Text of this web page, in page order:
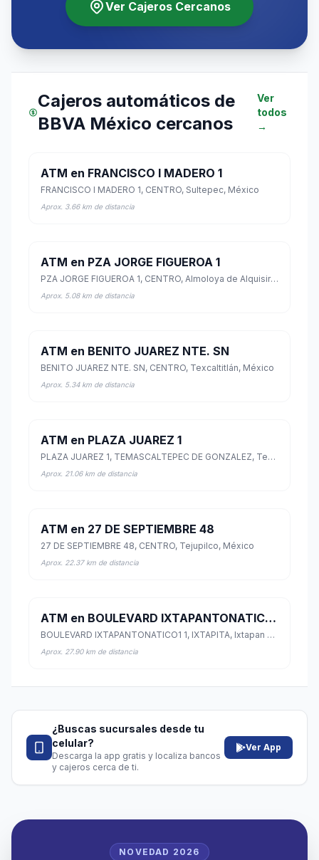
Ver Cajeros Cercanos
Cajeros automáticos de
BBVA México cercanos
Ver
todos
→
ATM en FRANCISCO I MADERO 1
FRANCISCO I MADERO 1, CENTRO, Sultepec, México
Aprox. 3.66 km de distancia
ATM en PZA JORGE FIGUEROA 1
PZA JORGE FIGUEROA 1, CENTRO, Almoloya de Alquisiras, México
Aprox. 5.08 km de distancia
ATM en BENITO JUAREZ NTE. SN
BENITO JUAREZ NTE. SN, CENTRO, Texcaltitlán, México
Aprox. 5.34 km de distancia
ATM en PLAZA JUAREZ 1
PLAZA JUAREZ 1, TEMASCALTEPEC DE GONZALEZ, Temascaltepec, México
Aprox. 21.06 km de distancia
ATM en 27 DE SEPTIEMBRE 48
27 DE SEPTIEMBRE 48, CENTRO, Tejupilco, México
Aprox. 22.37 km de distancia
ATM en BOULEVARD IXTAPANTONATICO1 1
BOULEVARD IXTAPANTONATICO1 1, IXTAPITA, Ixtapan de la Sal, México
Aprox. 27.90 km de distancia
¿Buscas sucursales desde tu
celular?
Descarga la app gratis y localiza bancos
y cajeros cerca de ti.
Ver App
NOVEDAD 2026